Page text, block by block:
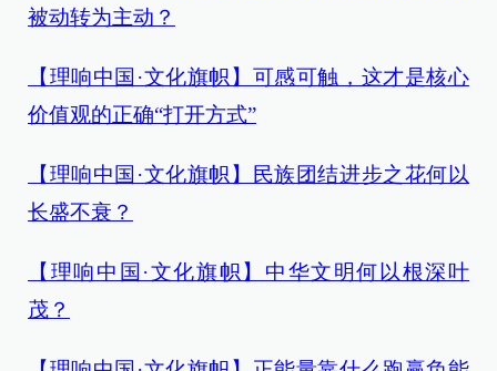
被动转为主动？
【理响中国·文化旗帜】可感可触，这才是核心
价值观的正确“打开方式”
【理响中国·文化旗帜】民族团结进步之花何以
长盛不衰？
【理响中国·文化旗帜】中华文明何以根深叶
茂？